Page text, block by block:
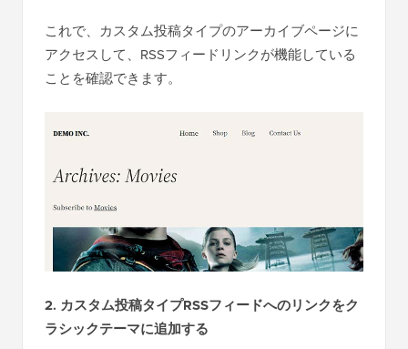
これで、カスタム投稿タイプのアーカイブページに
アクセスして、RSSフィードリンクが機能している
ことを確認できます。
2. カスタム投稿タイプRSSフィードへのリンクをク
ラシックテーマに追加する